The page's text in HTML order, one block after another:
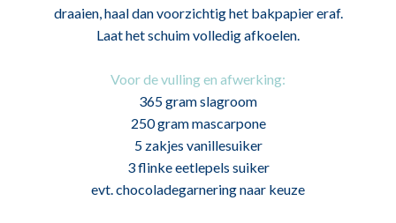
draaien, haal dan voorzichtig het bakpapier eraf.
Laat het schuim volledig afkoelen.
Voor de vulling en afwerking:
365 gram slagroom
250 gram mascarpone
5 zakjes vanillesuiker
3 flinke eetlepels suiker
evt. chocoladegarnering naar keuze